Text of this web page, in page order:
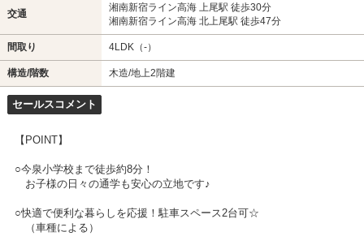
交通
湘南新宿ライン高海 上尾駅 徒歩30分
湘南新宿ライン高海 北上尾駅 徒歩47分
間取り 4LDK（-）
構造/階数 木造/地上2階建
セールスコメント
【POINT】
○今泉小学校まで徒歩約8分！
お子様の日々の通学も安心の立地です♪
○快適で便利な暮らしを応援！駐車スペース2台可☆
（車種による）